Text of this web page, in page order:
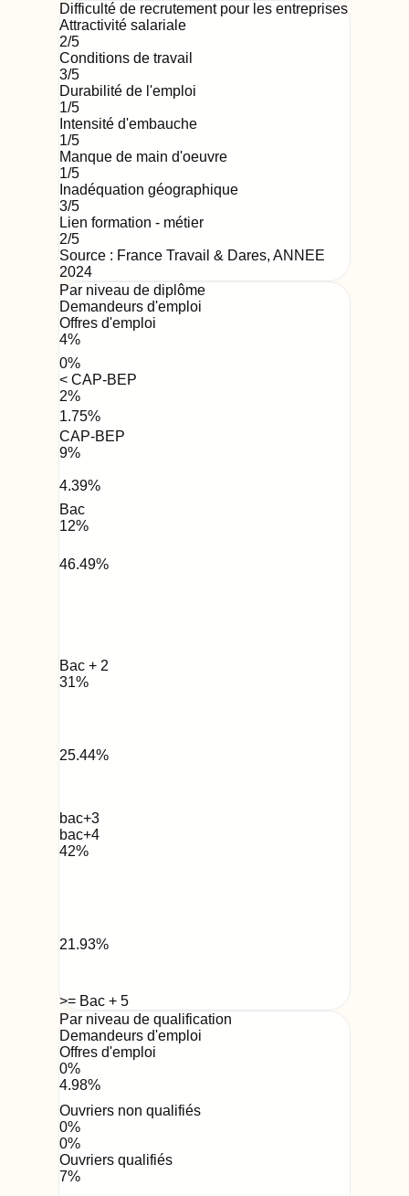
Difficulté de recrutement pour les entreprises
Attractivité salariale
2/5
Conditions de travail
3/5
Durabilité de l'emploi
1/5
Intensité d'embauche
1/5
Manque de main d'oeuvre
1/5
Inadéquation géographique
3/5
Lien formation - métier
2/5
Source : France Travail & Dares, ANNEE
2024
Par niveau de diplôme
Demandeurs d'emploi
Offres d'emploi
4%
0%
< CAP-BEP
2%
1.75%
CAP-BEP
9%
4.39%
Bac
12%
46.49%
Bac + 2
31%
25.44%
bac+3
bac+4
42%
21.93%
>= Bac + 5
Par niveau de qualification
Demandeurs d'emploi
Offres d'emploi
0%
4.98%
Ouvriers non qualifiés
0%
0%
Ouvriers qualifiés
7%